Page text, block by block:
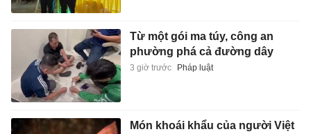
Từ một gói ma túy, công an
phường phá cả đường dây
3 giờ trước Pháp luật
Món khoái khẩu của người Việt